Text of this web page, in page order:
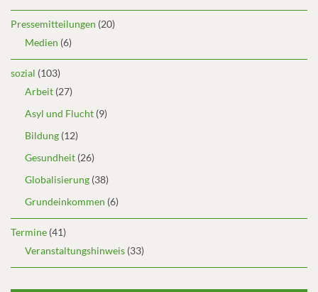
Pressemitteilungen (20)
Medien (6)
sozial (103)
Arbeit (27)
Asyl und Flucht (9)
Bildung (12)
Gesundheit (26)
Globalisierung (38)
Grundeinkommen (6)
Termine (41)
Veranstaltungshinweis (33)